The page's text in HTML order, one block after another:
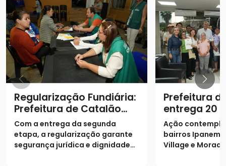
Regularização Fundiária:
Prefeitura de Catalão
entrega escrituras e
realiza sonho de mais 19
famílias no Castelo
Com a entrega da segunda
etapa, a regularização garante
segurança jurídica e dignidade
Prefeitura
entrega 20
famílias
Ação
bairros Ipanema
Village e